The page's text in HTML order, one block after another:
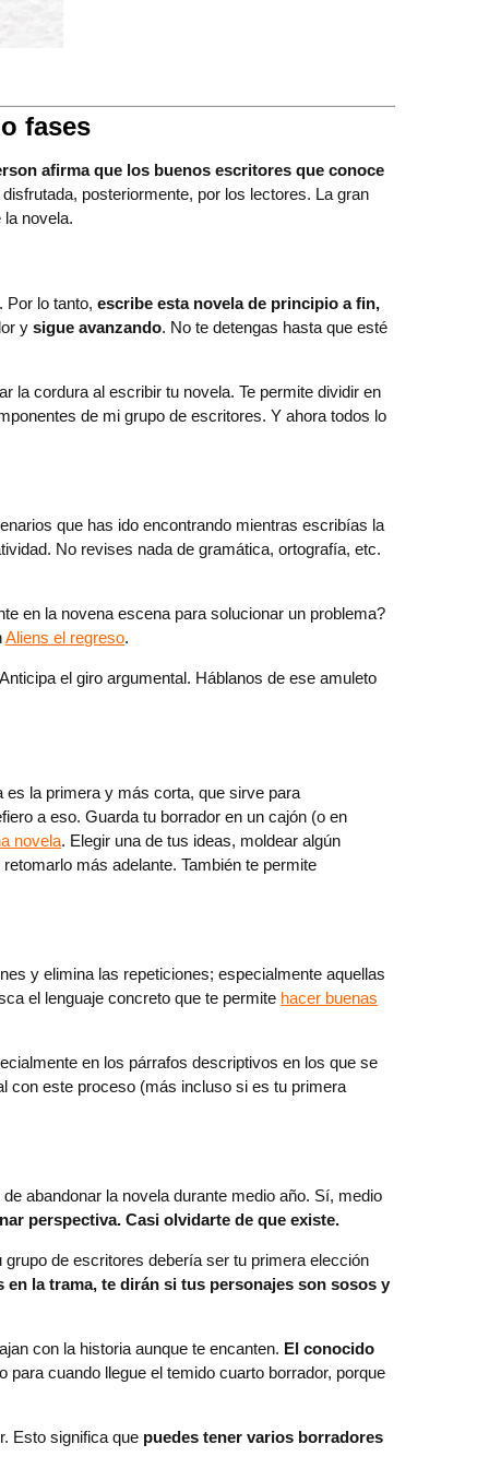
fases
afirma que los buenos escritores que conoce
posteriormente, por los lectores. La gran
novela.
Por lo tanto,escribe esta novela de principio a fin,
ysigue avanzando. No te detengas hasta que esté
la cordura al escribir tu novela. Te permite dividir en
de mi grupo de escritores. Y ahora todos lo
que has ido encontrando mientras escribías la
No revises nada de gramática, ortografía, etc.
en la novena escena para solucionar un problema?
Aliens el regreso.
el giro argumental. Háblanos de ese amuleto
es la primera y más corta, que sirve para
a eso. Guarda tu borrador en un cajón (o en
novela. Elegir una de tus ideas, moldear algún
más adelante. También te permite
y elimina las repeticiones; especialmente aquellas
el lenguaje concreto que te permite hacer buenas
en los párrafos descriptivos en los que se
con este proceso (más incluso si es tu primera
abandonar la novela durante medio año. Sí, medio
perspectiva. Casi olvidarte de que existe.
de escritores debería ser tu primera elección
la trama, te dirán si tus personajes son sosos y
con la historia aunque te encanten. El conocido
para cuando llegue el temido cuarto borrador, porque
Esto significa que puedes tener varios borradores